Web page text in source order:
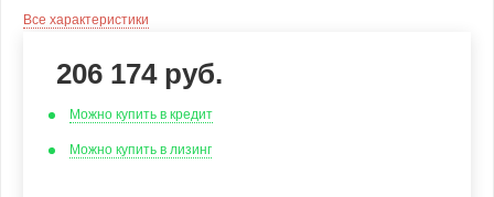
Все характеристики
206 174руб.
Можно купить в кредит
Можно купить в лизинг